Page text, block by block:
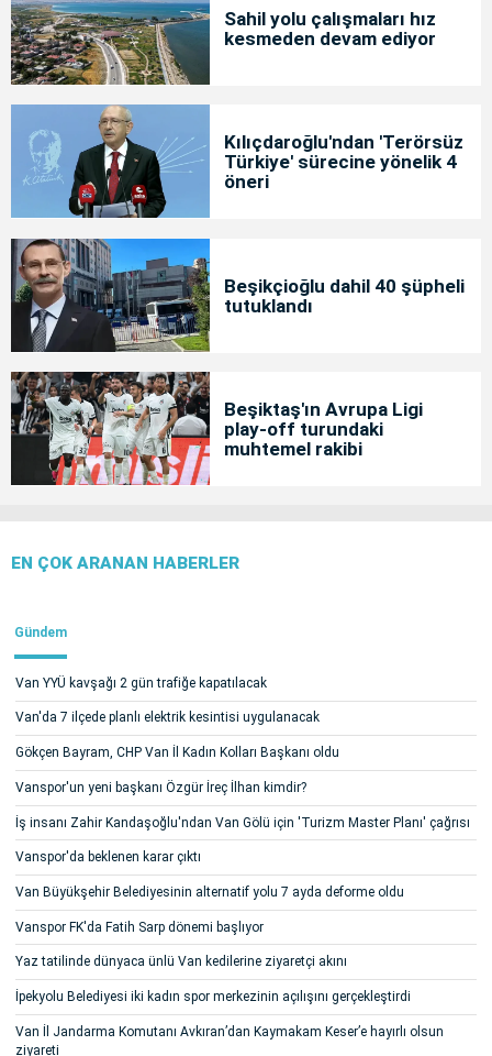
Sahil yolu çalışmaları hız
kesmeden devam ediyor
Kılıçdaroğlu'ndan 'Terörsüz
Türkiye' sürecine yönelik 4
öneri
Beşikçioğlu dahil 40 şüpheli
tutuklandı
Beşiktaş'ın Avrupa Ligi
play-off turundaki
muhtemel rakibi
EN ÇOK ARANAN HABERLER
Gündem
Van YYÜ kavşağı 2 gün trafiğe kapatılacak
Van'da 7 ilçede planlı elektrik kesintisi uygulanacak
Gökçen Bayram, CHP Van İl Kadın Kolları Başkanı oldu
Vanspor'un yeni başkanı Özgür İreç İlhan kimdir?
İş insanı Zahir Kandaşoğlu'ndan Van Gölü için 'Turizm Master Planı' çağrısı
Vanspor'da beklenen karar çıktı
Van Büyükşehir Belediyesinin alternatif yolu 7 ayda deforme oldu
Vanspor FK'da Fatih Sarp dönemi başlıyor
Yaz tatilinde dünyaca ünlü Van kedilerine ziyaretçi akını
İpekyolu Belediyesi iki kadın spor merkezinin açılışını gerçekleştirdi
Van İl Jandarma Komutanı Avkıran’dan Kaymakam Keser’e hayırlı olsun
ziyareti